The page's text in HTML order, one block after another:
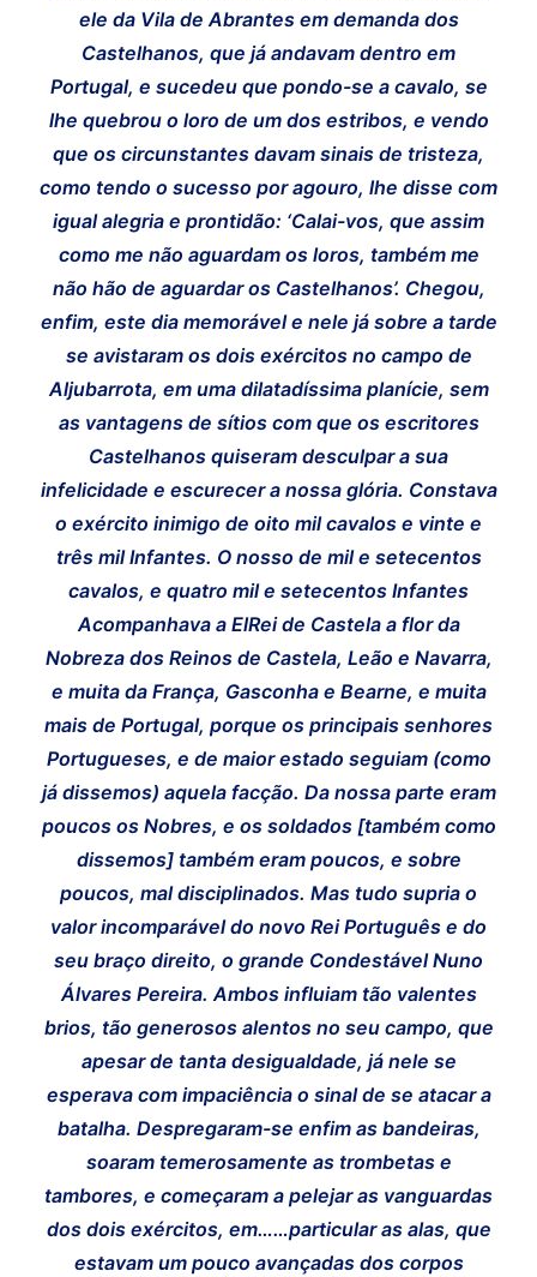
ele da Vila de Abrantes em demanda dos
Castelhanos, que já andavam dentro em
Portugal, e sucedeu que pondo-se a cavalo, se
lhe quebrou o loro de um dos estribos, e vendo
que os circunstantes davam sinais de tristeza,
como tendo o sucesso por agouro, lhe disse com
igual alegria e prontidão: ‘Calai-vos, que assim
como me não aguardam os loros, também me
não hão de aguardar os Castelhanos’. Chegou,
enfim, este dia memorável e nele já sobre a tarde
se avistaram os dois exércitos no campo de
Aljubarrota, em uma dilatadíssima planície, sem
as vantagens de sítios com que os escritores
Castelhanos quiseram desculpar a sua
infelicidade e escurecer a nossa glória. Constava
o exército inimigo de oito mil cavalos e vinte e
três mil Infantes. O nosso de mil e setecentos
cavalos, e quatro mil e setecentos Infantes
Acompanhava a ElRei de Castela a flor da
Nobreza dos Reinos de Castela, Leão e Navarra,
e muita da França, Gasconha e Bearne, e muita
mais de Portugal, porque os principais senhores
Portugueses, e de maior estado seguiam (como
já dissemos) aquela facção. Da nossa parte eram
poucos os Nobres, e os soldados [também como
dissemos] também eram poucos, e sobre
poucos, mal disciplinados. Mas tudo supria o
valor incomparável do novo Rei Português e do
seu braço direito, o grande Condestável Nuno
Álvares Pereira. Ambos influiam tão valentes
brios, tão generosos alentos no seu campo, que
apesar de tanta desigualdade, já nele se
esperava com impaciência o sinal de se atacar a
batalha. Despregaram-se enfim as bandeiras,
soaram temerosamente as trombetas e
tambores, e começaram a pelejar as vanguardas
dos dois exércitos, em……particular as alas, que
estavam um pouco avançadas dos corpos